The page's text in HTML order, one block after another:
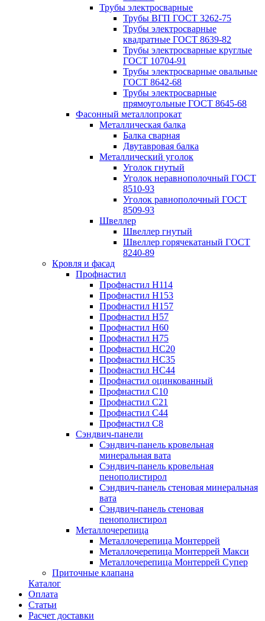
Трубы электросварные
Трубы ВГП ГОСТ 3262-75
Трубы электросварные
квадратные ГОСТ 8639-82
Трубы электросварные круглые
ГОСТ 10704-91
Трубы электросварные овальные
ГОСТ 8642-68
Трубы электросварные
прямоугольные ГОСТ 8645-68
Фасонный металлопрокат
Металлическая балка
Балка сварная
Двутавровая балка
Металлический уголок
Уголок гнутый
Уголок неравнополочный ГОСТ
8510-93
Уголок равнополочный ГОСТ
8509-93
Швеллер
Швеллер гнутый
Швеллер горячекатаный ГОСТ
8240-89
Кровля и фасад
Профнастил
Профнастил Н114
Профнастил Н153
Профнастил Н157
Профнастил Н57
Профнастил Н60
Профнастил Н75
Профнастил НС20
Профнастил НС35
Профнастил НС44
Профнастил оцинкованный
Профнастил С10
Профнастил С21
Профнастил С44
Профнастил С8
Сэндвич-панели
Сэндвич-панель кровельная
минеральная вата
Сэндвич-панель кровельная
пенополистирол
Сэндвич-панель стеновая минеральная
вата
Сэндвич-панель стеновая
пенополистирол
Металлочерепица
Металлочерепица Монтеррей
Металлочерепица Монтеррей Макси
Металлочерепица Монтеррей Супер
Приточные клапана
Каталог
Оплата
Статьи
Расчет доставки